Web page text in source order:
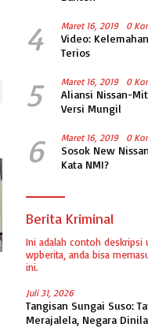
4 Maret 16, 2019 0
Video:
Terios
5 Maret 16, 2019 0
Aliansi Nissan-
Versi Mungil
6 Maret 16, 2019 0
Sosok New
Kata NMI?
Berita Kriminal
Ini adalah contoh
wpberita, anda bisa
ini.
Juli 31, 2026
Tangisan Sungai Suso:
Merajalela, Negara